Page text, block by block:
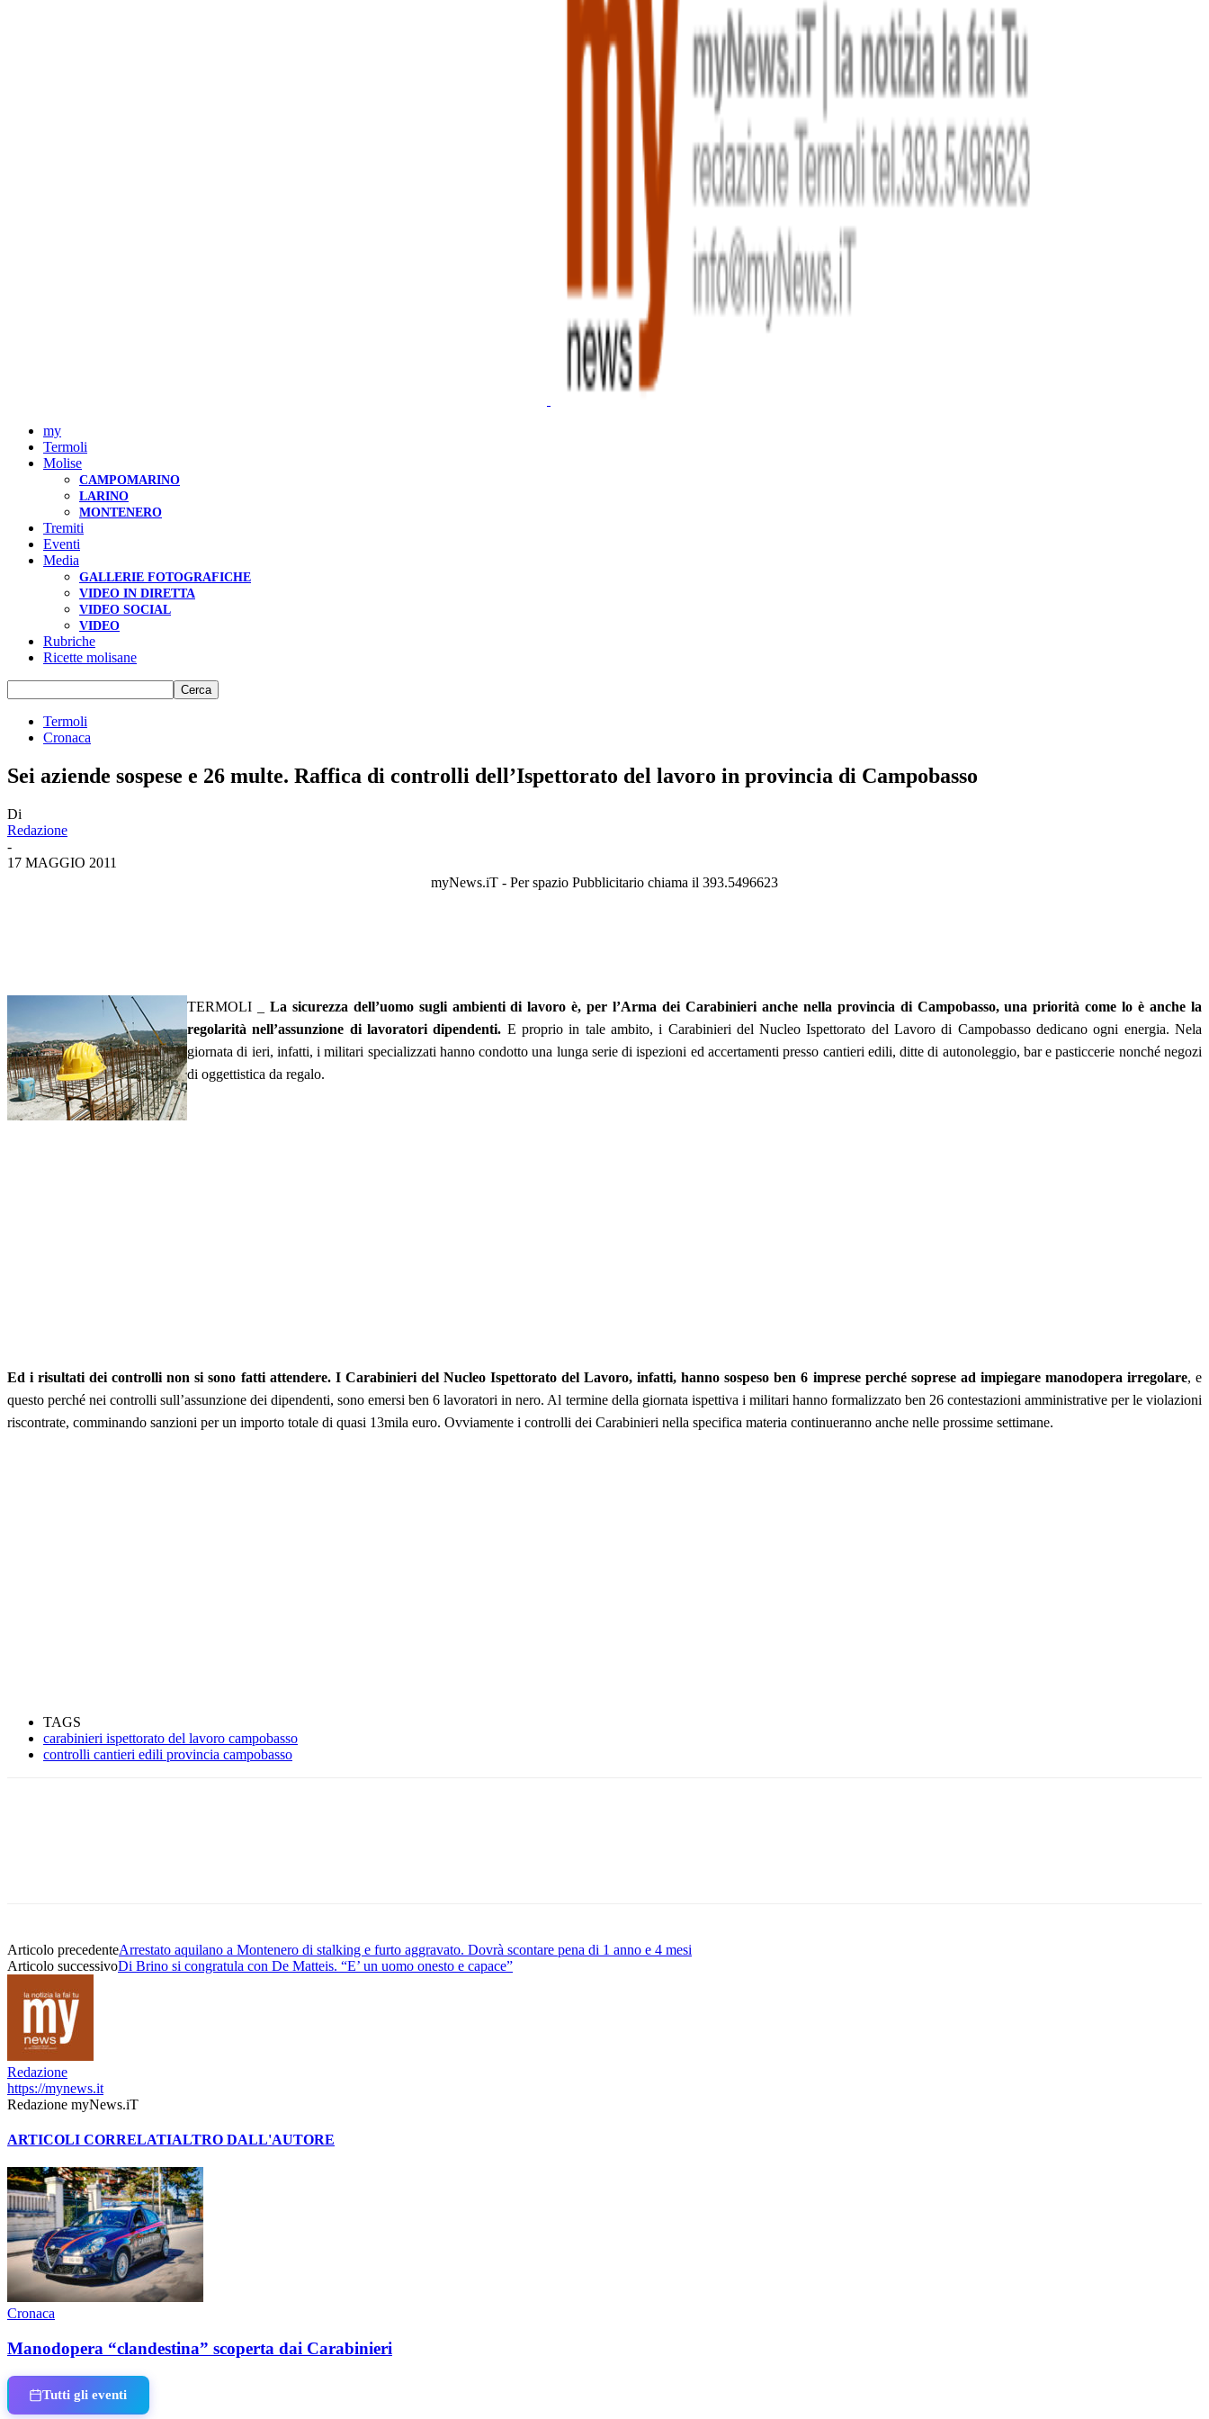
my
Termoli
Molise
CAMPOMARINO
LARINO
MONTENERO
Tremiti
Eventi
Media
GALLERIE FOTOGRAFICHE
VIDEO IN DIRETTA
VIDEO SOCIAL
VIDEO
Rubriche
Ricette molisane
Termoli
Cronaca
Sei aziende sospese e 26 multe. Raffica di controlli dell’Ispettorato del lavoro in provincia di Campobasso
Di
Redazione
-
17 MAGGIO 2011
myNews.iT - Per spazio Pubblicitario chiama il 393.5496623
TERMOLI _ La sicurezza dell’uomo sugli ambienti di lavoro è, per l’Arma dei Carabinieri anche nella provincia di Campobasso, una priorità come lo è anche la
regolarità nell’assunzione di lavoratori dipendenti. E proprio in tale ambito, i Carabinieri del Nucleo Ispettorato del Lavoro di Campobasso dedicano ogni energia. Nela
giornata di ieri, infatti, i militari specializzati hanno condotto una lunga serie di ispezioni ed accertamenti presso cantieri edili, ditte di autonoleggio, bar e pasticcerie nonché negozi
di oggettistica da regalo.
Ed i risultati dei controlli non si sono fatti attendere. I Carabinieri del Nucleo Ispettorato del Lavoro, infatti, hanno sospeso ben 6 imprese perché soprese ad impiegare manodopera irregolare, e
questo perché nei controlli sull’assunzione dei dipendenti, sono emersi ben 6 lavoratori in nero. Al termine della giornata ispettiva i militari hanno formalizzato ben 26 contestazioni amministrative per le violazioni
riscontrate, comminando sanzioni per un importo totale di quasi 13mila euro. Ovviamente i controlli dei Carabinieri nella specifica materia continueranno anche nelle prossime settimane.
TAGS
carabinieri ispettorato del lavoro campobasso
controlli cantieri edili provincia campobasso
Articolo precedenteArrestato aquilano a Montenero di stalking e furto aggravato. Dovrà scontare pena di 1 anno e 4 mesi
Articolo successivoDi Brino si congratula con De Matteis. “E’ un uomo onesto e capace”
Redazione
https://mynews.it
Redazione myNews.iT
ARTICOLI CORRELATIALTRO DALL'AUTORE
Cronaca
Manodopera “clandestina” scoperta dai Carabinieri
Tutti gli eventi